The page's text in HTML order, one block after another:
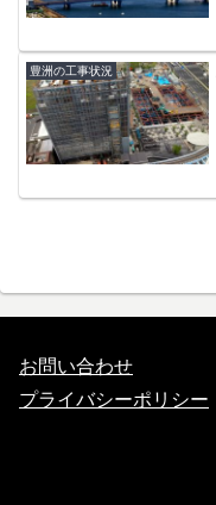
豊洲の工事状況
お問い合わせ
プライバシーポリシー